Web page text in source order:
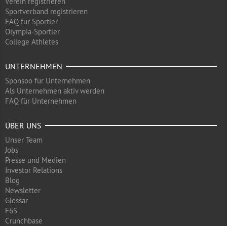
Sportverband registrieren
FAQ für Sportler
Olympia-Sportler
College Athletes
UNTERNEHMEN
Sponsoo für Unternehmen
Als Unternehmen aktiv werden
FAQ für Unternehmen
ÜBER UNS
Unser Team
Jobs
Presse und Medien
Investor Relations
Blog
Newsletter
Glossar
F6S
Crunchbase